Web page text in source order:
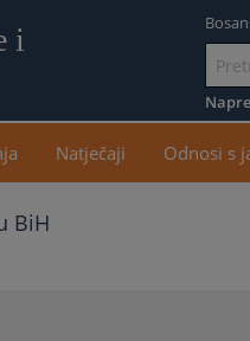
i
na
Natječaji Odnosi s
BiH